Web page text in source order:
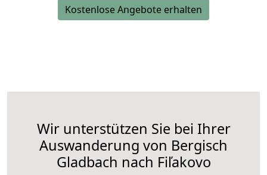
Kostenlose Angebote erhalten
Wir unterstützen Sie bei Ihrer
Auswanderung von Bergisch
Gladbach nach Fiľakovo